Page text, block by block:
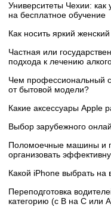
Университеты Чехии: как
на бесплатное обучение
Как носить яркий
Частная или
подхода к лечению
Чем профессиональный
от бытовой модели?
Какие аксессуары Apple
Выбор зарубежного
Поломоечные машины и
организовать
Какой iPhone выбрать на
Переподготовка
категорию (с B на C или